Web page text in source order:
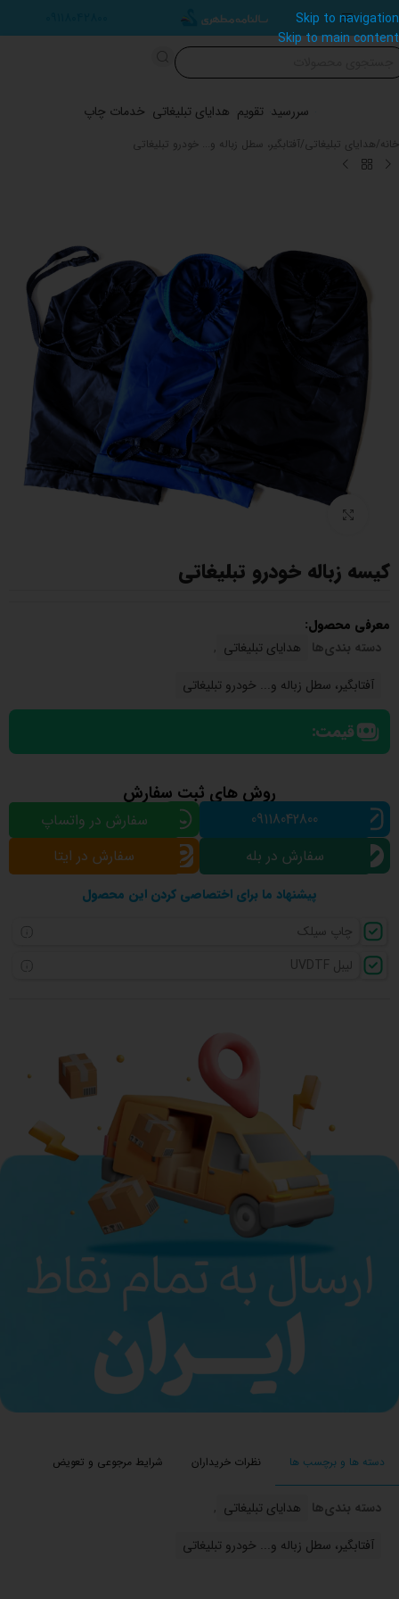
Skip to navigation
Skip to main content
سررسید تقویم هدایای تبلیغاتی خدمات چاپ
خانه /هدایای تبلیغاتی/آفتابگیر، سطل زباله و... خودرو تبلیغاتی
کیسه زباله خودرو تبلیغاتی
معرفی محصول:
دسته بندی‌ها
هدایای تبلیغاتی ,
آفتابگیر، سطل زباله و... خودرو تبلیغاتی
قیمت:
پیشنهاد ما برای اختصاصی کردن این محصول
چاپ سیلک
لیبل UVDTF
روش های ثبت سفارش
09118042800
سفارش در واتساپ
سفارش در بله
سفارش در ایتا
دسته ها و برچسب ها نظرات خریداران شرایط مرجوعی و تعویض
دسته بندی‌ها هدایای تبلیغاتی ,
آفتابگیر، سطل زباله و... خودرو تبلیغاتی